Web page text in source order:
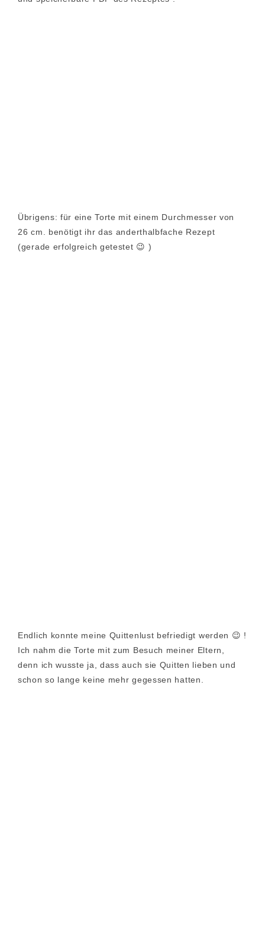
Übrigens: für eine Torte mit einem Durchmesser von
26 cm. benötigt ihr das anderthalbfache Rezept
(gerade erfolgreich getestet 😉 )
Endlich konnte meine Quittenlust befriedigt werden 😉 !
Ich nahm die Torte mit zum Besuch meiner Eltern,
denn ich wusste ja, dass auch sie Quitten lieben und
schon so lange keine mehr gegessen hatten.